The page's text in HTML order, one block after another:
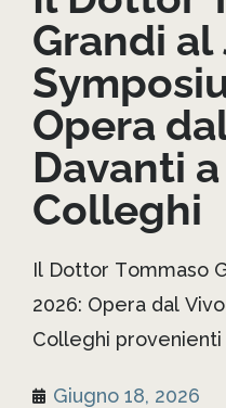
Grandi al
Opera
Davanti a
Colleghi
Il Dottor Tommaso
2026: Opera dal
Colleghi
Giugno 18, 2026